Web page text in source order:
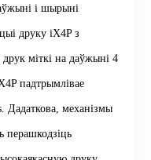
і шырыні
друку iX4P з
міткі на даўжыні 4
падтрымлівае
Дадаткова, механізмы
перашкодзіць